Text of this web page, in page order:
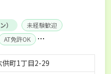
）
未経験歓迎
AT免許OK
年間休日100日以上
供町1丁目2-29